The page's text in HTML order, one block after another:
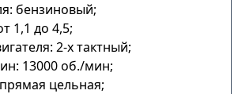
бензиновый;
1,1 до 4,5;
2-х тактный;
13000 об./мин;
цельная;